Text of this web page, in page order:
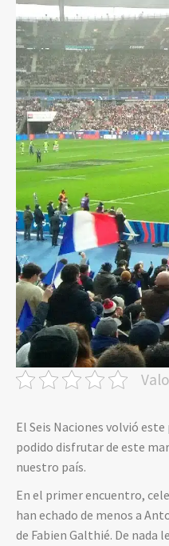
El Seis Naciones volvió
podido disfrutar de este
nuestro país.
En el primer encuentro,
han echado de menos a
de Fabien Galthié. De nada